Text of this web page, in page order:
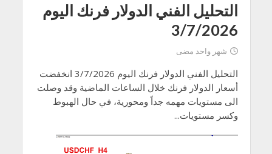
التحليل الفني الدولار فرنك اليوم
3/7/2026
شهر واحد مضى
التحليل الفني الدولار فرنك اليوم 3/7/2026 انخفضت
أسعار الدولار فرنك خلال الساعات الماضية وقد وصلت
الى مستويات مهمه جداً ومحورية، في حال الهبوط
وكسر مستويات...